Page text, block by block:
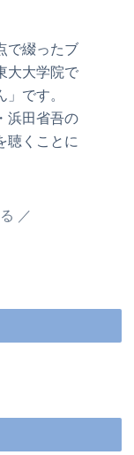
で綴ったブ
大大学院で
です。
浜田省吾の
聴くことに